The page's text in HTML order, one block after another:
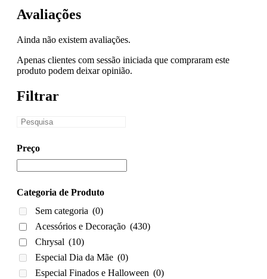
Avaliações
Ainda não existem avaliações.
Apenas clientes com sessão iniciada que compraram este
produto podem deixar opinião.
Filtrar
Preço
Categoria de Produto
Sem categoria (0)
Acessórios e Decoração (430)
Chrysal (10)
Especial Dia da Mãe (0)
Especial Finados e Halloween (0)